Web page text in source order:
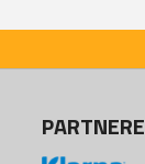
PARTNERE